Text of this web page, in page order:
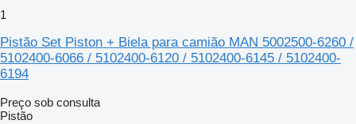
1
Pistão Set Piston + Biela para camião MAN 5002500-6260 /
5102400-6066 / 5102400-6120 / 5102400-6145 / 5102400-
6194
Preço sob consulta
Pistão